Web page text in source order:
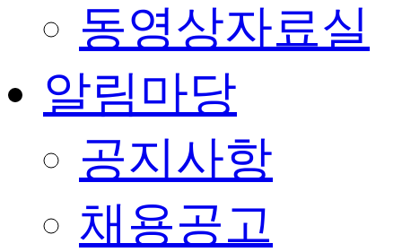
동영상자료실
알림마당
공지사항
채용공고